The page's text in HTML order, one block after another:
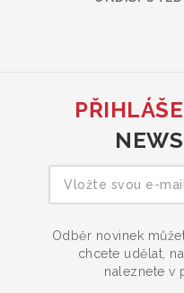
Odběr novinek
chcete udělat,
naleznete v